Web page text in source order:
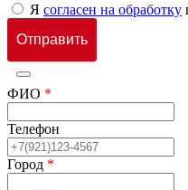
Я согласен на обработку
ФИО *
Телефон
Город *